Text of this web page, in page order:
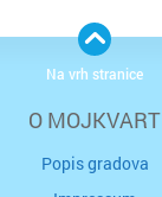
O MOJKVART
Popis gradova
Na vrh stranice